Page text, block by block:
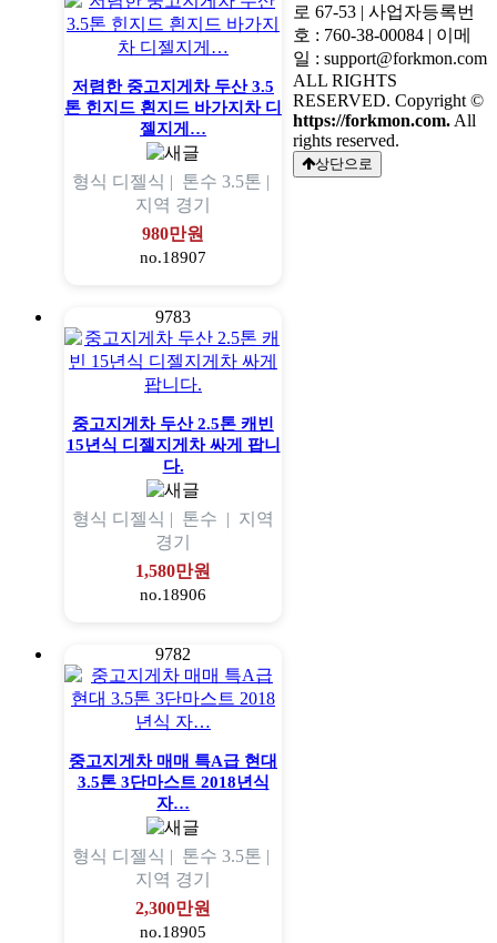
저렴한 중고지게차 두산 3.5
톤 힌지드 흰지드 바가지차 디
젤지게…
형식 디젤식 | 톤수 3.5톤 |
지역 경기
980만원
no.18907
9783
중고지게차 두산 2.5톤 캐빈
15년식 디젤지게차 싸게 팝니
다.
형식 디젤식 | 톤수 | 지역
경기
1,580만원
no.18906
9782
중고지게차 매매 특A급 현대
3.5톤 3단마스트 2018년식
자…
형식 디젤식 | 톤수 3.5톤 |
지역 경기
2,300만원
no.18905
로 67-53 | 사업자등록번
호 : 760-38-00084 | 이메
일 : support@forkmon.com
ALL RIGHTS
RESERVED. Copyright ©
https://forkmon.com.All
rights reserved.
상단으로